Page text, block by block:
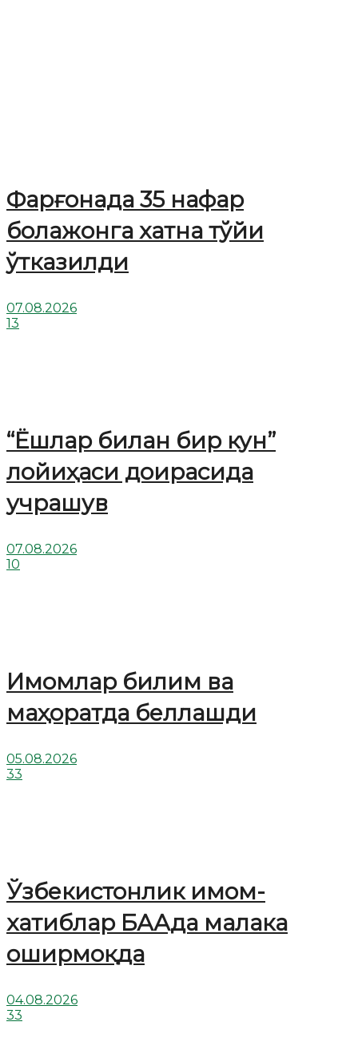
Фарғонада 35 нафар
болажонга хатна тўйи
ўтказилди
07.08.2026
13
“Ёшлар билан бир кун”
лойиҳаси доирасида
учрашув
07.08.2026
10
Имомлар билим ва
маҳоратда беллашди
05.08.2026
33
Ўзбекистонлик имом-
хатиблар БААда малака
оширмоқда
04.08.2026
33